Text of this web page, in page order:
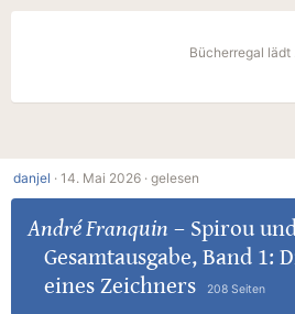
Bücherregal lädt
danjel · 14. Mai 2026 · gelesen
André Franquin – Spirou
Gesamtausgabe, Band 1:
eines Zeichners
208 Seiten